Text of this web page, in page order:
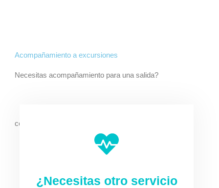
Acompañamiento a excursiones
Necesitas acompañamiento para una salida?
contacta con nosotros y cuéntanos qué necesitas
¿Necesitas otro servicio